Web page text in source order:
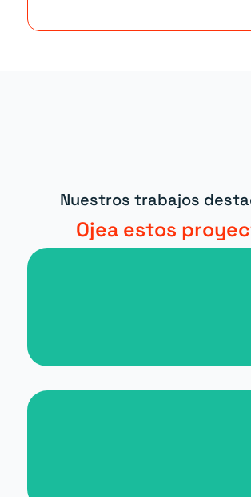
Nuestros trabajos
Ojea estos